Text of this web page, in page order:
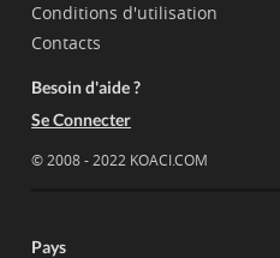
Conditions d'utilisation
Contacts
Besoin d'aide ?
Se Connecter
© 2008 - 2022 KOACI.COM
Pays